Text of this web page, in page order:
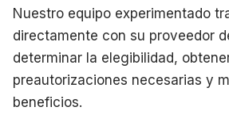
Nuestro equipo experimentado
directamente con su proveedor
determinar la elegibilidad,
preautorizaciones necesarias y
beneficios.